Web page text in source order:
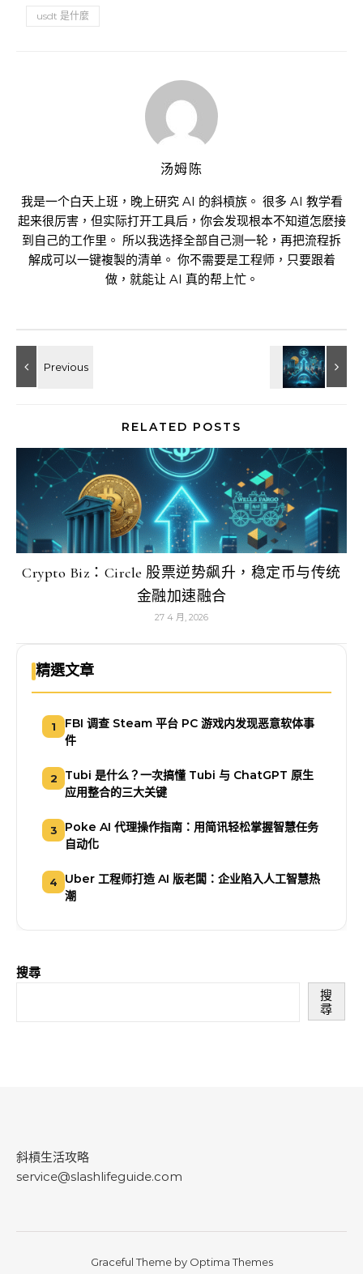
usdt 是什麼
汤姆陈
我是一个白天上班，晚上研究 AI 的斜槓族。 很多 AI 教学看
起来很厉害，但实际打开工具后，你会发现根本不知道怎麽接
到自己的工作里。 所以我选择全部自己测一轮，再把流程拆
解成可以一键複製的清单。 你不需要是工程师，只要跟着
做，就能让 AI 真的帮上忙。
RELATED POSTS
Crypto Biz：Circle 股票逆势飙升，稳定币与传统
金融加速融合
27 4 月, 2026
精選文章
1
FBI 调查 Steam 平台 PC 游戏内发现恶意软体事
件
2
Tubi 是什么？一次搞懂 Tubi 与 ChatGPT 原生
应用整合的三大关键
3
Poke AI 代理操作指南：用简讯轻松掌握智慧任务
自动化
4
Uber 工程师打造 AI 版老闆：企业陷入人工智慧热
潮
搜尋
搜
尋
斜槓生活攻略
service@slashlifeguide.com
Graceful Theme by Optima Themes